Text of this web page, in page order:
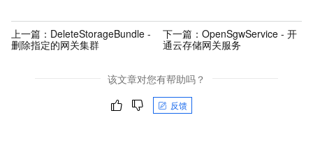
上一篇： DeleteStorageBundle -
删除指定的网关集群
下一篇： OpenSgwService - 开
通云存储网关服务
该文章对您有帮助吗？
反馈